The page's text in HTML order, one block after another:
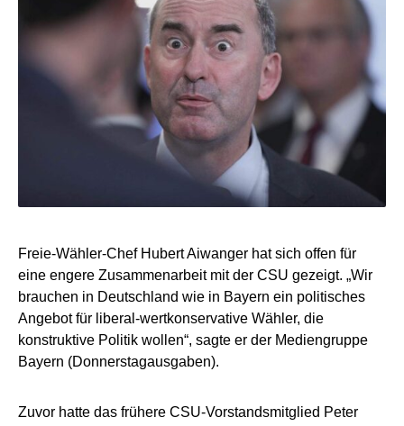
Freie-Wähler-Chef Hubert Aiwanger hat sich offen für
eine engere Zusammenarbeit mit der CSU gezeigt. „Wir
brauchen in Deutschland wie in Bayern ein politisches
Angebot für liberal-wertkonservative Wähler, die
konstruktive Politik wollen“, sagte er der Mediengruppe
Bayern (Donnerstagausgaben).
Zuvor hatte das frühere CSU-Vorstandsmitglied Peter